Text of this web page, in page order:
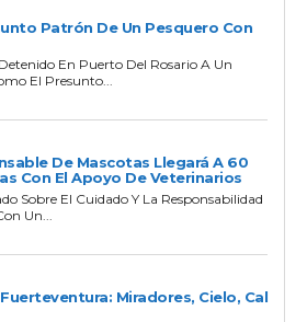
Patrón De Un Pesquero Con
En Puerto Del Rosario A Un
El Presunto...
De Mascotas Llegará A 60
Con El Apoyo De Veterinarios
Sobre El Cuidado Y La Responsabilidad
Un...
Miradores, Cielo, Cal